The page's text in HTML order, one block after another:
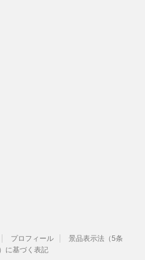
プロフィール
景品表示法（5条
に基づく表記